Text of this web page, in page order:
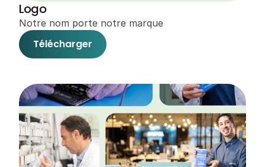
Logo
Notre nom porte notre marque
Télécharger